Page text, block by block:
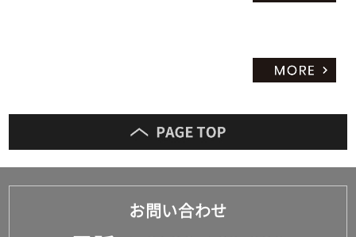
お問い合わせ